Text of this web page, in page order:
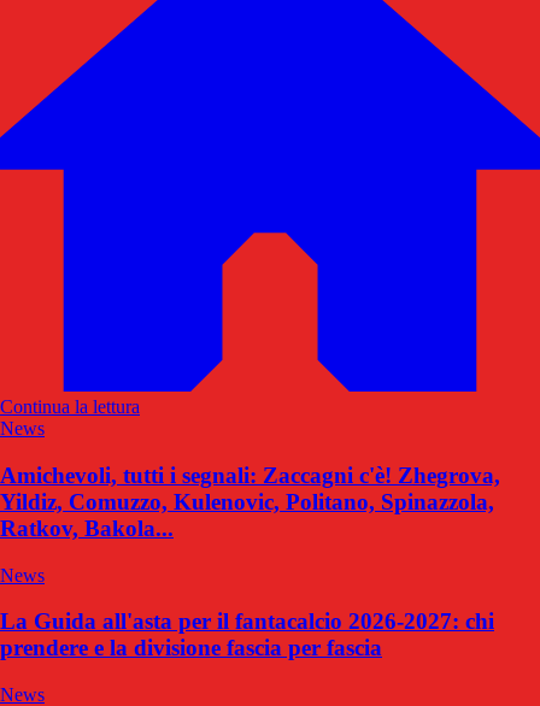
Continua la lettura
News
Amichevoli, tutti i segnali: Zaccagni c'è! Zhegrova,
Yildiz, Comuzzo, Kulenovic, Politano, Spinazzola,
Ratkov, Bakola...
News
La Guida all'asta per il fantacalcio 2026-2027: chi
prendere e la divisione fascia per fascia
News